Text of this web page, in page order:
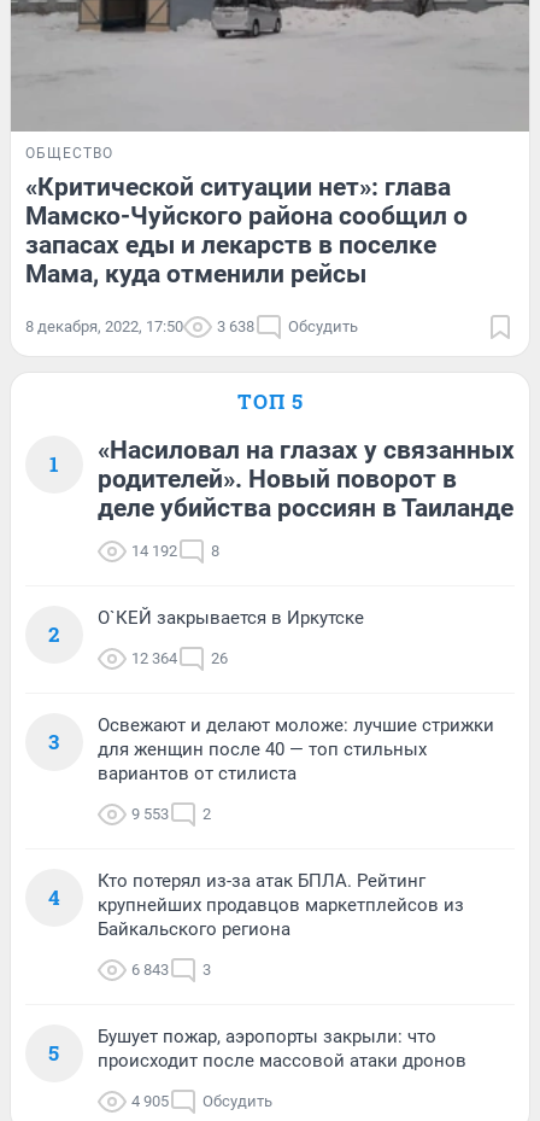
ОБЩЕСТВО
«Критической ситуации нет»: глава
Мамско-Чуйского района сообщил о
запасах еды и лекарств в поселке
Мама, куда отменили рейсы
8 декабря, 2022, 17:50 3 638 Обсудить
ТОП 5
1
«Насиловал на глазах у связанных
родителей». Новый поворот в
деле убийства россиян в Таиланде
14 192 8
2
О`КЕЙ закрывается в Иркутске
12 364 26
3
Освежают и делают моложе: лучшие стрижки
для женщин после 40 — топ стильных
вариантов от стилиста
9 553 2
4
Кто потерял из-за атак БПЛА. Рейтинг
крупнейших продавцов маркетплейсов из
Байкальского региона
6 843 3
5
Бушует пожар, аэропорты закрыли: что
происходит после массовой атаки дронов
4 905 Обсудить